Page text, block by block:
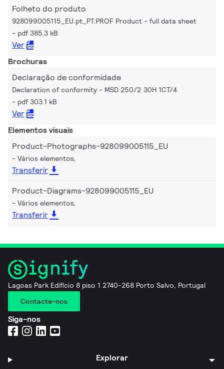
Folheto do produto
928099005115_EU.pt_PT.PROF Product - full data sheet
pdf 385.3 kB
Ver
Brochuras
Declaração de conformidade
Declaration of conformity - MSD 250/2 30H 1CT/4
pdf 303.1 kB
Ver
Elementos visuais
Product-Photographs-928099005115_EU
Vários elementos,
Transferir
Product-Diagrams-928099005115_EU
Vários elementos,
Transferir
Lagoas Park Edifício 8 piso 1 2740-268 Porto Salvo, Portugal
Contacte-nos
Siga-nos
Explorar